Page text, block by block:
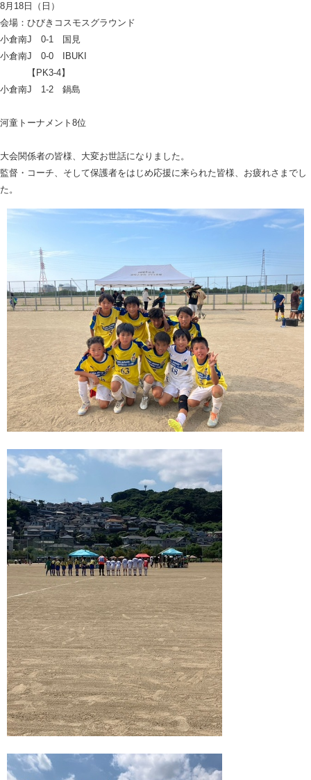
8月18日（日）
会場：ひびきコスモスグラウンド
小倉南J 0-1 国見
小倉南J 0-0 IBUKI
【PK3-4】
小倉南J 1-2 鍋島
河童トーナメント8位
大会関係者の皆様、大変お世話になりました。
監督・コーチ、そして保護者をはじめ応援に来られた皆様、お疲れさまでし
た。